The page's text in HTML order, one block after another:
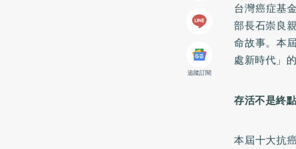
追蹤訂閱
台灣癌症基
部長石崇良
命故事。本
處新時代」
存活不是終
本屆十大抗